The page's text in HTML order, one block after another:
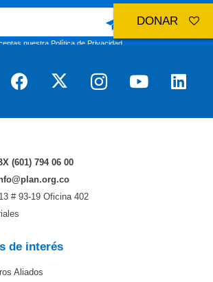
nuestraPolítica de Privacidad
(601) 794 06 00
# 93-19 Oficina 402
de interés
Aliados
DONAR